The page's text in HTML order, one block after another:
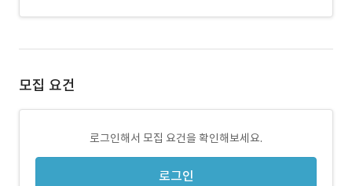
모집 요건
로그인해서 모집 요건을 확인해보세요.
로그인